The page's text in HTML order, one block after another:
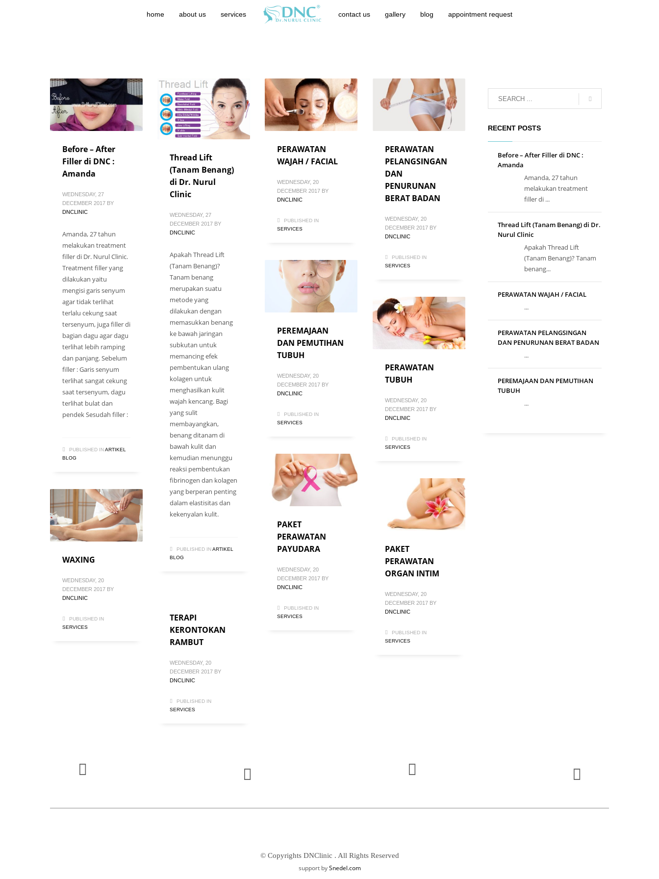
home about us services contact us gallery blog appointment request
Before – After
Filler di DNC :
Amanda
WEDNESDAY, 27
DECEMBER 2017 BY
DNCLINIC
Amanda, 27 tahun
melakukan treatment
filler di Dr. Nurul Clinic.
Treatment filler yang
dilakukan yaitu
mengisi garis senyum
agar tidak terlihat
terlalu cekung saat
tersenyum, juga filler di
bagian dagu agar dagu
terlihat lebih ramping
dan panjang. Sebelum
filler : Garis senyum
terlihat sangat cekung
saat tersenyum, dagu
terlihat bulat dan
pendek Sesudah filler :
PUBLISHED INARTIKEL
BLOG
Thread Lift
(Tanam Benang)
di Dr. Nurul
Clinic
WEDNESDAY, 27
DECEMBER 2017 BY
DNCLINIC
Apakah Thread Lift
(Tanam Benang)?
Tanam benang
merupakan suatu
metode yang
dilakukan dengan
memasukkan benang
ke bawah jaringan
subkutan untuk
memancing efek
pembentukan ulang
kolagen untuk
menghasilkan kulit
wajah kencang. Bagi
yang sulit
membayangkan,
benang ditanam di
bawah kulit dan
kemudian menunggu
reaksi pembentukan
fibrinogen dan kolagen
yang berperan penting
dalam elastisitas dan
kekenyalan kulit.
PUBLISHED IN ARTIKEL
BLOG
PERAWATAN
WAJAH / FACIAL
WEDNESDAY, 20
DECEMBER 2017 BY
DNCLINIC
PUBLISHED IN
SERVICES
PERAWATAN
PELANGSINGAN
DAN
PENURUNAN
BERAT BADAN
WEDNESDAY, 20
DECEMBER 2017 BY
DNCLINIC
PUBLISHED IN
SERVICES
PEREMAJAAN
DAN PEMUTIHAN
TUBUH
WEDNESDAY, 20
DECEMBER 2017 BY
DNCLINIC
PUBLISHED IN
SERVICES
PERAWATAN
TUBUH
WEDNESDAY, 20
DECEMBER 2017 BY
DNCLINIC
PUBLISHED IN
SERVICES
PAKET
PERAWATAN
PAYUDARA
WEDNESDAY, 20
DECEMBER 2017 BY
DNCLINIC
PUBLISHED IN
SERVICES
PAKET
PERAWATAN
ORGAN INTIM
WEDNESDAY, 20
DECEMBER 2017 BY
DNCLINIC
PUBLISHED IN
SERVICES
WAXING
WEDNESDAY, 20
DECEMBER 2017 BY
DNCLINIC
PUBLISHED IN
SERVICES
TERAPI
KERONTOKAN
RAMBUT
WEDNESDAY, 20
DECEMBER 2017 BY
DNCLINIC
PUBLISHED IN
SERVICES
RECENT POSTS
Before – After Filler di DNC :
Amanda
Amanda, 27 tahun
melakukan treatment
filler di ...
Thread Lift (Tanam Benang) di Dr.
Nurul Clinic
Apakah Thread Lift
(Tanam Benang)? Tanam
benang...
PERAWATAN WAJAH / FACIAL
...
PERAWATAN PELANGSINGAN
DAN PENURUNAN BERAT BADAN
...
PEREMAJAAN DAN PEMUTIHAN
TUBUH
...
© Copyrights DNClinic . All Rights Reserved
support bySnedel.com